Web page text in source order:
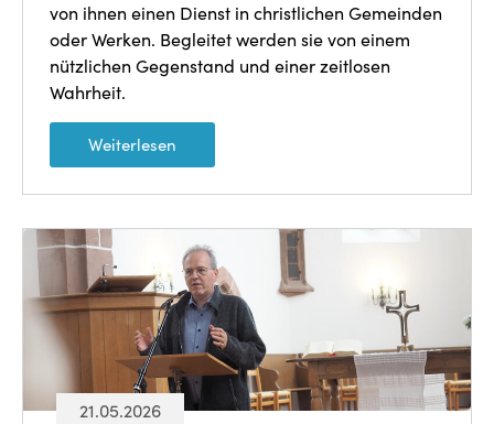
von ihnen einen Dienst in christlichen Gemeinden
oder Werken. Begleitet werden sie von einem
nützlichen Gegenstand und einer zeitlosen
Wahrheit.
Weiterlesen
21.05.2026